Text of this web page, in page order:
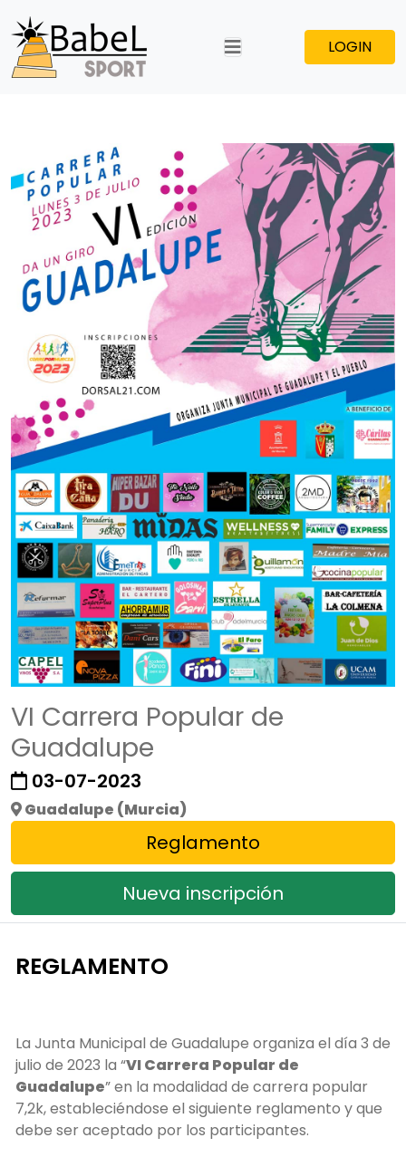
LOGIN
VI Carrera Popular de
Guadalupe
03-07-2023
Guadalupe (Murcia)
Reglamento
Nueva inscripción
REGLAMENTO
La Junta Municipal de Guadalupe organiza el día 3 de
julio de 2023 la “VI Carrera Popular de
Guadalupe” en la modalidad de carrera popular
7,2k, estableciéndose el siguiente reglamento y que
debe ser aceptado por los participantes.